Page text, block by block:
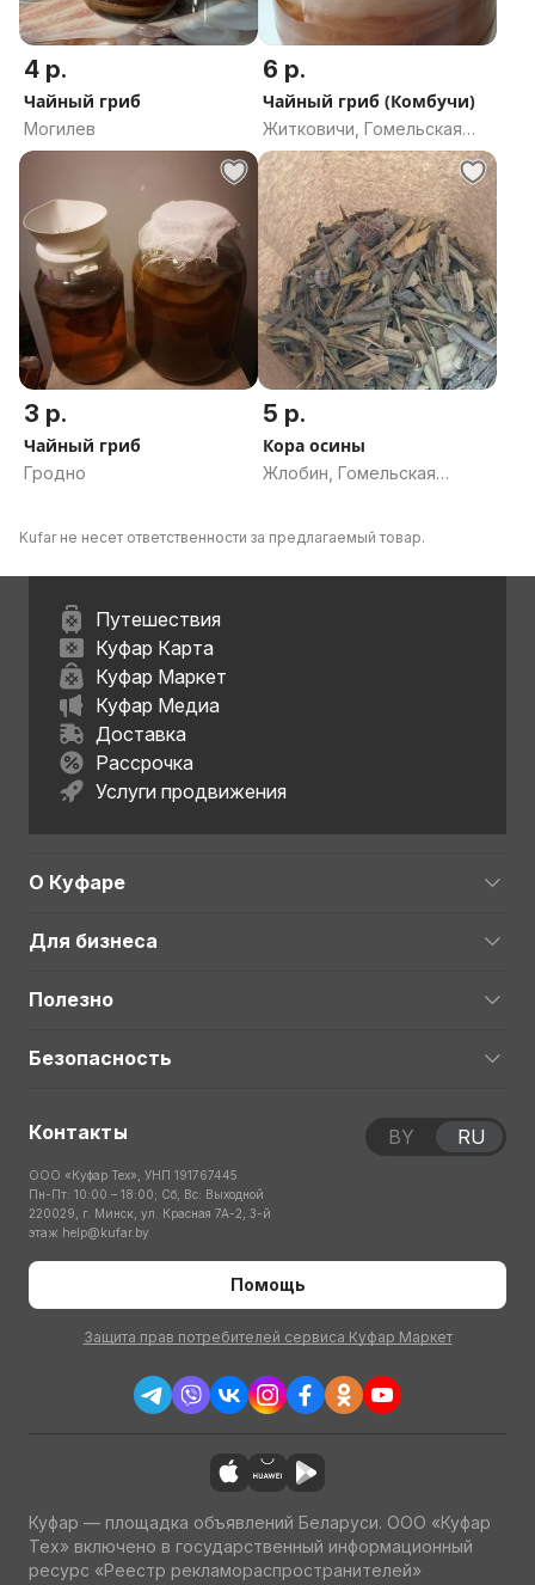
4 р.
Чайный гриб
Могилев
6 р.
Чайный гриб (Комбучи)
Житковичи, Гомельская
область
3 р.
Чайный гриб
Гродно
5 р.
Кора осины
Жлобин, Гомельская
Kufar не несет ответственности за предлагаемый товар.
Путешествия
Куфар Карта
Куфар Маркет
Куфар Медиа
Доставка
Рассрочка
Услуги продвижения
О Куфаре
Для бизнеса
Полезно
Безопасность
Контакты
ООО «Куфар Тех», УНП 191767445
Пн-Пт: 10:00 – 18:00; Сб, Вс: Выходной
220029, г. Минск, ул. Красная 7А-2, 3-й
этаж help@kufar.by
Помощь
Защита прав потребителей сервиса Куфар Маркет
BY RU
Куфар — площадка объявлений Беларуси. ООО «Куфар
Тех» включено в государственный информационный
ресурс «Реестр рекламораспространителей»